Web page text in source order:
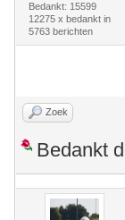
Bedankt: 15599
12275 x bedankt in
5763 berichten
Zoek
Bedankt